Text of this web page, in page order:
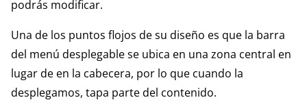
podrás modificar.
Una de los puntos flojos de su diseño es que la barra
del menú desplegable se ubica en una zona central en
lugar de en la cabecera, por lo que cuando la
desplegamos, tapa parte del contenido.